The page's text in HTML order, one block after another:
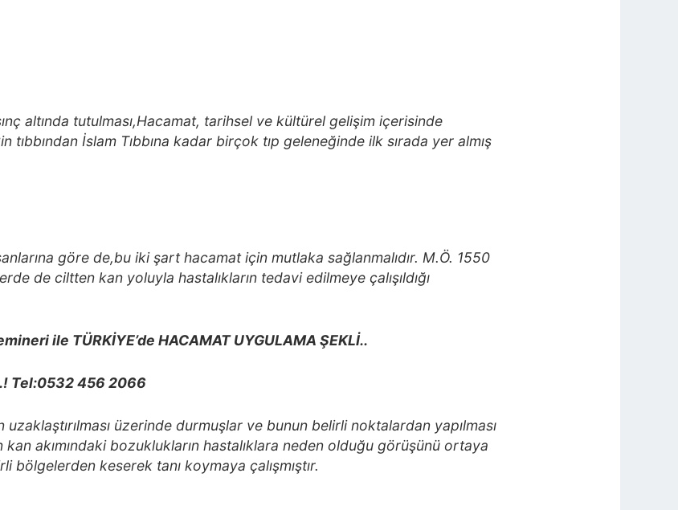
altında tutulması,Hacamat, tarihsel ve kültürel gelişim içerisinde
tıbbından İslam Tıbbına kadar birçok tıp geleneğinde ilk sırada yer almış
göre de,bu iki şart hacamat için mutlaka sağlanmalıdır. M.Ö. 1550
de ciltten kan yoluyla hastalıkların tedavi edilmeye çalışıldığı
ile TÜRKİYE’de HACAMAT UYGULAMA ŞEKLİ..
Tel:0532 456 2066
uzaklaştırılması üzerinde durmuşlar ve bunun belirli noktalardan yapılması
akımındaki bozuklukların hastalıklara neden olduğu görüşünü ortaya
bölgelerden keserek tanı koymaya çalışmıştır.